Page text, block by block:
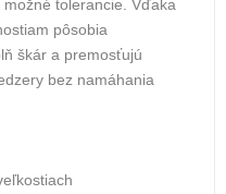
tolerancie. Vďaka
pôsobia
škár a premosťujú
bez namáhania